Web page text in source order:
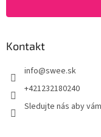
Kontakt
info@swee.sk
+421232180240
Sledujte nás aby